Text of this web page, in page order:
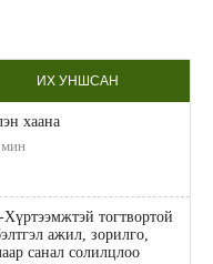
ИХ УНШСАН
хаана
тогтвортой
ажил, зорилго,
санал солилцлоо